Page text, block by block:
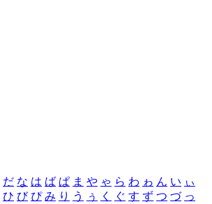
だ な は ば ぱ ま や ゃ ら わ ゎ ん い ぃ
ひ び ぴ み り う ぅ く ぐ す ず つ づ っ